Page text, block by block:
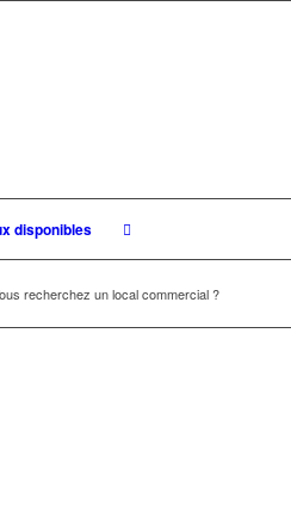
disponibles
recherchez un local commercial ?